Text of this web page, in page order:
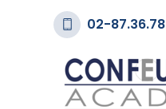
02-